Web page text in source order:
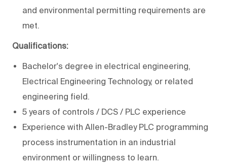
and environmental permitting requirements are
met.
Qualifications:
Bachelor's degree in electrical engineering,
Electrical Engineering Technology, or related
engineering field.
5 years of controls / DCS / PLC experience
Experience with Allen-Bradley PLC programming
process instrumentation in an industrial
environment or willingness to learn.